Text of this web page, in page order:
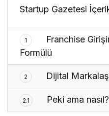
Startup Gazetesi
1
Franchise
Formülü
2 Dijital
2.1 Peki ama nasıl?